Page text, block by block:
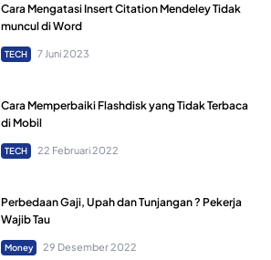
Cara Mengatasi Insert Citation Mendeley Tidak
muncul di Word
TECH 7 Juni 2023
Cara Memperbaiki Flashdisk yang Tidak Terbaca
di Mobil
TECH 22 Februari 2022
Perbedaan Gaji, Upah dan Tunjangan ? Pekerja
Wajib Tau
Money 29 Desember 2022